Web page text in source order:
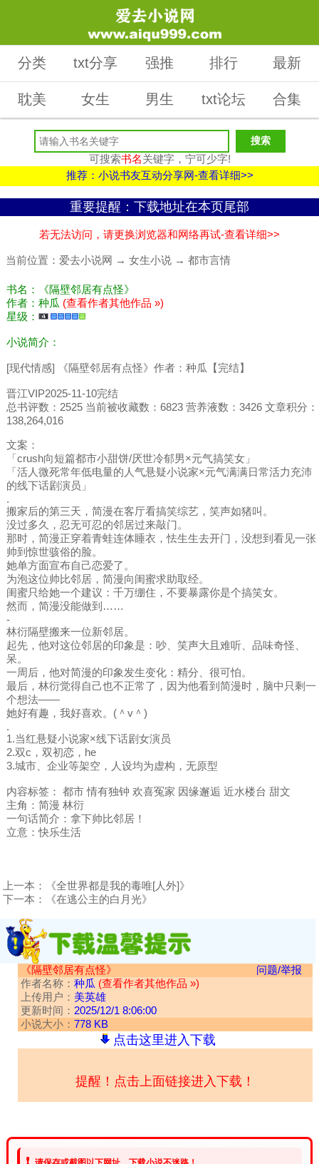
分类 txt分享 强推 排行 最新
耽美 女生 男生 txt论坛 合集
可搜索书名关键字，宁可少字!
推荐：小说书友互动分享网-查看详细>>
重要提醒：下载地址在本页尾部
若无法访问，请更换浏览器和网络再试-查看详细>>
当前位置： 爱去小说网 → 女生小说 → 都市言情
书名：《隔壁邻居有点怪》
作者：种瓜 (查看作者其他作品 »)
星级：
小说简介：
[现代情感] 《隔壁邻居有点怪》作者：种瓜【完结】
晋江VIP2025-11-10完结
总书评数：2525 当前被收藏数：6823 营养液数：3426 文章积分：
138,264,016
文案：
「crush向短篇都市小甜饼/厌世冷郁男×元气搞笑女」
「活人微死常年低电量的人气悬疑小说家×元气满满日常活力充沛
的线下话剧演员」
.
搬家后的第三天，简漫在客厅看搞笑综艺，笑声如猪叫。
没过多久，忍无可忍的邻居过来敲门。
那时，简漫正穿着青蛙连体睡衣，怯生生去开门，没想到看见一张
帅到惊世骇俗的脸。
她单方面宣布自己恋爱了。
为泡这位帅比邻居，简漫向闺蜜求助取经。
闺蜜只给她一个建议：千万绷住，不要暴露你是个搞笑女。
然而，简漫没能做到……
-
林衍隔壁搬来一位新邻居。
起先，他对这位邻居的印象是：吵、笑声大且难听、品味奇怪、
呆。
一周后，他对简漫的印象发生变化：精分、很可怕。
最后，林衍觉得自己也不正常了，因为他看到简漫时，脑中只剩一
个想法——
她好有趣，我好喜欢。(＾v＾)
.
1.当红悬疑小说家×线下话剧女演员
2.双c，双初恋，he
3.城市、企业等架空，人设均为虚构，无原型
内容标签： 都市 情有独钟 欢喜冤家 因缘邂逅 近水楼台 甜文
主角：简漫 林衍
一句话简介：拿下帅比邻居！
立意：快乐生活
上一本：
《全世界都是我的毒唯[人外]》
下一本：
《在逃公主的白月光》
《隔壁邻居有点怪》
问题/举报
作者名称： 种瓜 (查看作者其他作品 »)
上传用户： 美英雄
更新时间： 2025/12/1 8:06:00
小说大小： 778 KB
点击这里进入下载
提醒！点击上面链接进入下载！